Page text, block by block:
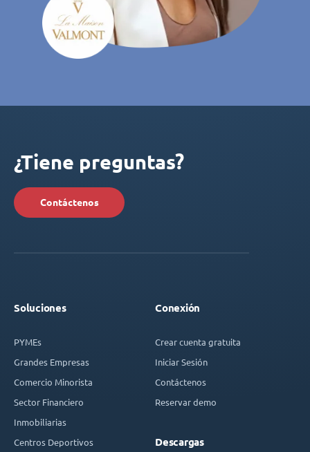
¿Tiene preguntas?
Contáctenos
Soluciones
PYMEs
Grandes Empresas
Comercio Minorista
Sector Financiero
Inmobiliarias
Centros Deportivos
Conexión
Crear cuenta gratuita
Iniciar Sesión
Contáctenos
Reservar demo
Descargas